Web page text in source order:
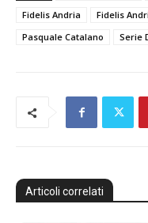
Fidelis Andria
Fidelis
Pasquale Catalano
Serie
Articoli correlati